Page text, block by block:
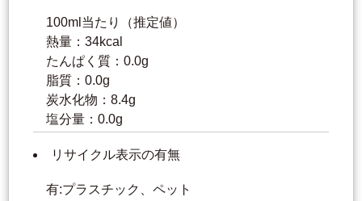
100ml当たり（推定値）
熱量：34kcal
たんぱく質：0.0g
脂質：0.0g
炭水化物：8.4g
塩分量：0.0g
リサイクル表示の有無
有:プラスチック、ペット